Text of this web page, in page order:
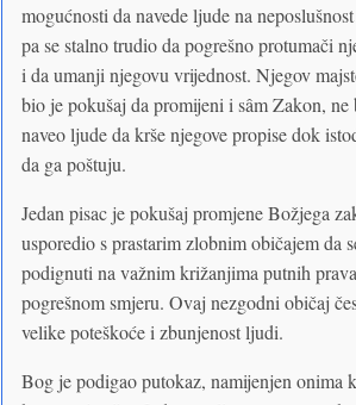
mogućnosti da navede ljude na
pa se stalno trudio da pogrešno protumači
i da umanji njegovu vrijednost. Njegov
bio je pokušaj da promijeni i sâm Zakon,
naveo ljude da krše njegove propise dok
da ga poštuju.
Jedan pisac je pokušaj promjene Božjega
usporedio s prastarim zlobnim običajem da
podignuti na važnim križanjima putnih
pogrešnom smjeru. Ovaj nezgodni običaj
velike poteškoće i zbunjenost ljudi.
Bog je podigao putokaz, namijenjen onima